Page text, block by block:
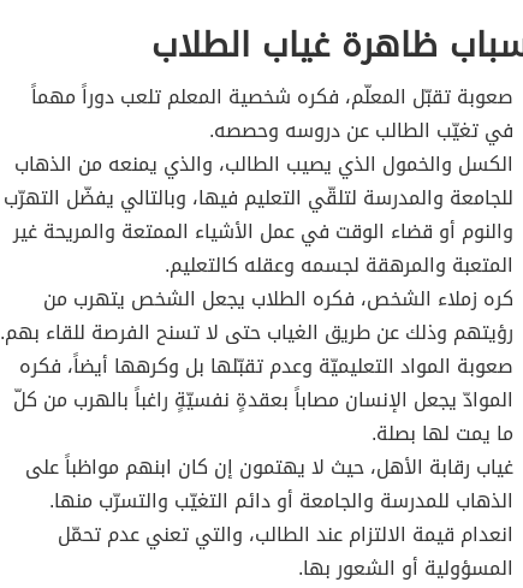
ظاهرة غياب الطلاب
صعوبة تقبّل المعلّم، فكره شخصية المعلم تلعب دوراً مهماً
في تغيّب الطالب عن دروسه وحصصه.
الكسل والخمول الذي يصيب الطالب، والذي يمنعه من الذهاب
للجامعة والمدرسة لتلقّي التعليم فيها، وبالتالي يفضّل التهرّب
والنوم أو قضاء الوقت في عمل الأشياء الممتعة والمريحة غير
المتعبة والمرهقة لجسمه وعقله كالتعليم.
كره زملاء الشخص، فكره الطلاب يجعل الشخص يتهرب من
رؤيتهم وذلك عن طريق الغياب حتى لا تسنح الفرصة للقاء بهم.
صعوبة المواد التعليميّة وعدم تقبّلها بل وكرهها أيضاً، فكره
الموادّ يجعل الإنسان مصاباً بعقدةٍ نفسيّةٍ راغباً بالهرب من كلّ
ما يمت لها بصلة.
غياب رقابة الأهل، حيث لا يهتمون إن كان ابنهم مواظباً على
الذهاب للمدرسة والجامعة أو دائم التغيّب والتسرّب منها.
انعدام قيمة الالتزام عند الطالب، والتي تعني عدم تحمّل
المسؤولية أو الشعور بها.